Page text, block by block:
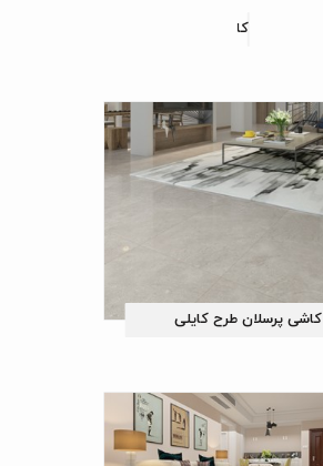
کاشی پرسلان طرح اونیکس
کاشی پرسلان طرح کایلی